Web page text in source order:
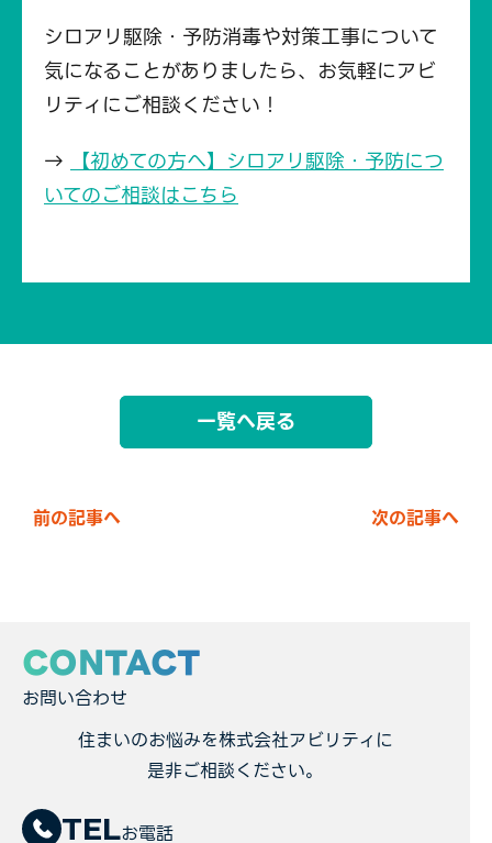
シロアリ駆除・予防消毒や対策工事について
気になることがありましたら、お気軽にアビ
リティにご相談ください！
→
【初めての方へ】シロアリ駆除・予防につ
いてのご相談はこちら
一覧へ戻る
前の記事へ 次の記事へ
CONTACT
お問い合わせ
住まいのお悩みを株式会社アビリティに
是非ご相談ください。
TELお電話